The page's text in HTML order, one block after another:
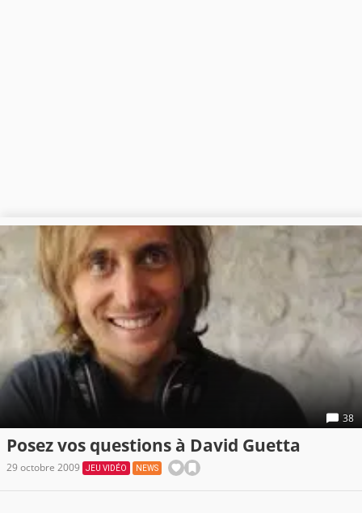
38
Posez vos questions à David Guetta
29 octobre 2009 JEU VIDÉO NEWS